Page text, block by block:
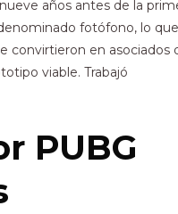
años antes de la
fotófono, lo que
convirtieron en asociados
viable. Trabajó
PUBG